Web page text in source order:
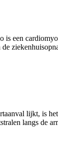
is een
lijkt, is
langs de